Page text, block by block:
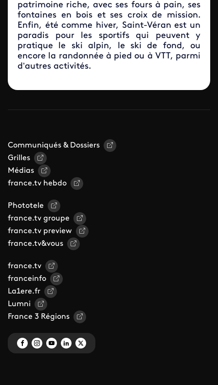
patrimoine riche, avec ses fours à pain, ses
fontaines en bois et ses croix de mission.
Enfin, été comme hiver, Saint-Véran est un
paradis pour les sportifs qui peuvent y
pratique le ski alpin, le ski de fond, ou
encore la randonnée à pied ou à VTT, parmi
d’autres activités.
Communiqués & Dossiers
Grilles
Médias
france.tv hebdo
Phototele
france.tv groupe
france.tv preview
france.tv&vous
france.tv
franceinfo
La1ere.fr
Lumni
France 3 Régions